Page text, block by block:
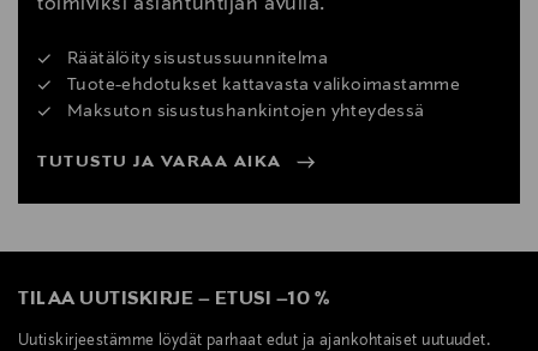
toimiviksi asiantuntijan avulla.
Räätälöity sisustussuunnitelma
Tuote-ehdotukset kattavasta valikoimastamme
Maksuton sisustushankintojen yhteydessä
TUTUSTU JA VARAA AIKA
TILAA UUTISKIRJE – ETUSI –10 %
Uutiskirjeestämme löydät parhaat edut ja ajankohtaiset uutuudet.